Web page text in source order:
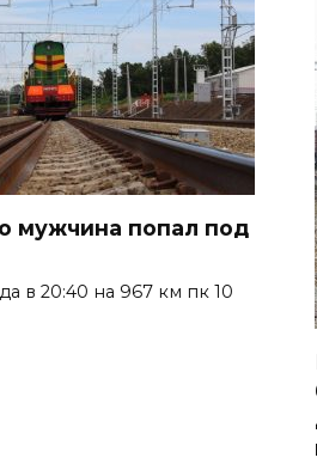
мужчина попал под
в 20:40 на 967 км пк 10